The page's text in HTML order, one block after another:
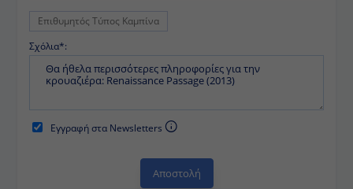
Σχόλια*:
Εγγραφή στα Newsletters